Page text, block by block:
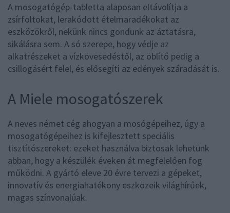
A mosogatógép-tabletta alaposan eltávolítja a
zsírfoltokat, lerakódott ételmaradékokat az
eszközökről, nekünk nincs gondunk az áztatásra,
sikálásra sem. A só szerepe, hogy védje az
alkatrészeket a vízkövesedéstől, az öblítő pedig a
csillogásért felel, és elősegíti az edények száradását is.
A Miele mosogatószerek
A neves német cég ahogyan a mosógépeihez, úgy a
mosogatógépeihez is kifejlesztett speciális
tisztítószereket: ezeket használva biztosak lehetünk
abban, hogy a készülék éveken át megfelelően fog
működni. A gyártó eleve 20 évre tervezi a gépeket,
innovatív és energiahatékony eszközeik világhírűek,
magas színvonalúak.